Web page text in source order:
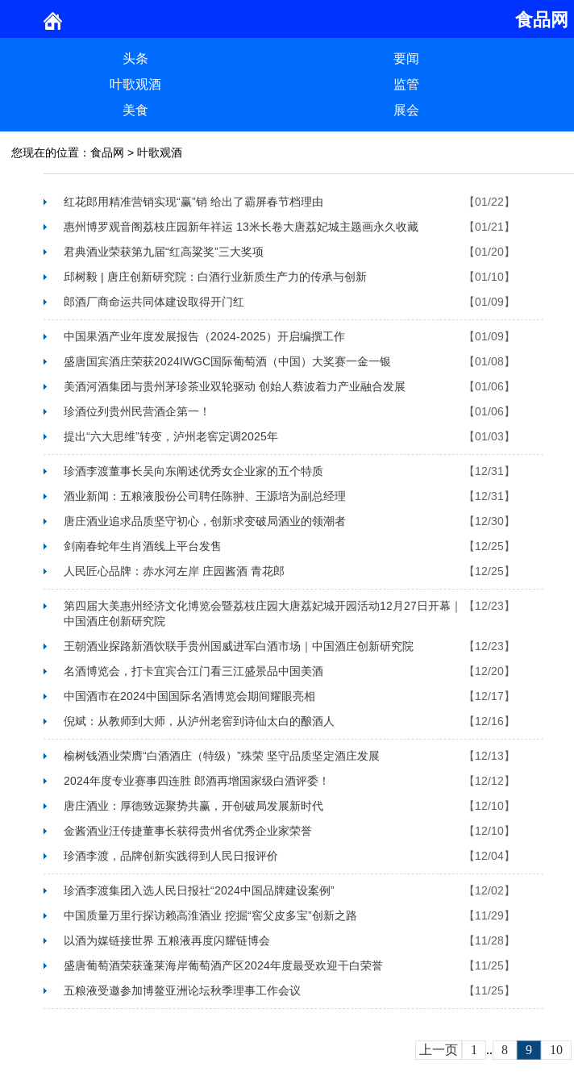
食品网
头条 要闻
叶歌观酒
监管
美食
展会
您现在的位置： 食品网 > 叶歌观酒
红花郎用精准营销实现“赢”销 给出了霸屏春节档理由
【01/22】
惠州博罗观音阁荔枝庄园新年祥运 13米长卷大唐荔妃城主题画永久收藏
【01/21】
君典酒业荣获第九届“红高粱奖”三大奖项
【01/20】
邱树毅 | 唐庄创新研究院：白酒行业新质生产力的传承与创新
【01/10】
郎酒厂商命运共同体建设取得开门红
【01/09】
中国果酒产业年度发展报告（2024-2025）开启编撰工作
【01/09】
盛唐国宾酒庄荣获2024IWGC国际葡萄酒（中国）大奖赛一金一银
【01/08】
美酒河酒集团与贵州茅珍茶业双轮驱动 创始人蔡波着力产业融合发展
【01/06】
珍酒位列贵州民营酒企第一！
【01/06】
提出“六大思维”转变，泸州老窖定调2025年
【01/03】
珍酒李渡董事长吴向东阐述优秀女企业家的五个特质
【12/31】
酒业新闻：五粮液股份公司聘任陈翀、王源培为副总经理
【12/31】
唐庄酒业追求品质坚守初心，创新求变破局酒业的领潮者
【12/30】
剑南春蛇年生肖酒线上平台发售
【12/25】
人民匠心品牌：赤水河左岸 庄园酱酒 青花郎
【12/25】
第四届大美惠州经济文化博览会暨荔枝庄园大唐荔妃城开园活动12月27日开幕｜
中国酒庄创新研究院
【12/23】
王朝酒业探路新酒饮联手贵州国威进军白酒市场｜中国酒庄创新研究院
【12/23】
名酒博览会，打卡宜宾合江门看三江盛景品中国美酒
【12/20】
中国酒市在2024中国国际名酒博览会期间耀眼亮相
【12/17】
倪斌：从教师到大师，从泸州老窖到诗仙太白的酿酒人
【12/16】
榆树钱酒业荣膺“白酒酒庄（特级）”殊荣 坚守品质坚定酒庄发展
【12/13】
2024年度专业赛事四连胜 郎酒再增国家级白酒评委！
【12/12】
唐庄酒业：厚德致远聚势共赢，开创破局发展新时代
【12/10】
金酱酒业汪传捷董事长获得贵州省优秀企业家荣誉
【12/10】
珍酒李渡，品牌创新实践得到人民日报评价
【12/04】
珍酒李渡集团入选人民日报社“2024中国品牌建设案例”
【12/02】
中国质量万里行探访赖高淮酒业 挖掘“窖父皮多宝”创新之路
【11/29】
以酒为媒链接世界 五粮液再度闪耀链博会
【11/28】
盛唐葡萄酒荣获蓬莱海岸葡萄酒产区2024年度最受欢迎干白荣誉
【11/25】
五粮液受邀参加博鳌亚洲论坛秋季理事工作会议
【11/25】
上一页 1 .. 8 9 10